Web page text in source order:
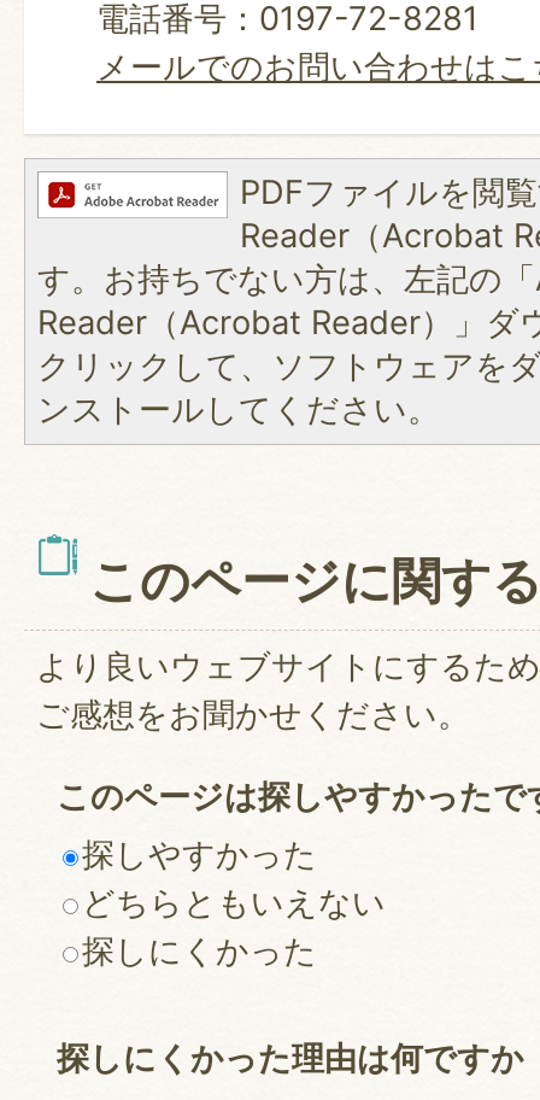
電話番号：0197-72-8281
メールでのお問い合わせは
PDFファイルを閲
Reader（Acrobat
す。お持ちでない方は、左記の
Reader（Acrobat Reader）」ダ
クリックして、ソフトウェアを
ンストールしてください。
このページに関す
より良いウェブサイトにするた
ご感想をお聞かせください。
このページは探しやすかったで
探しやすかった
どちらともいえない
探しにくかった
探しにくかった理由は何ですか